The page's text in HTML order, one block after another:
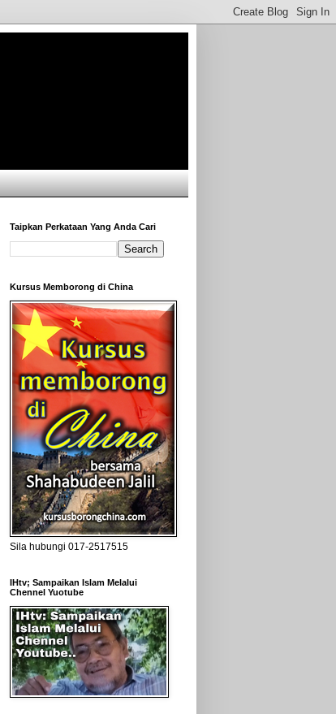
Taipkan Perkataan Yang Anda Cari
Kursus Memborong di China
Sila hubungi 017-2517515
IHtv; Sampaikan Islam Melalui
Chennel Yuotube